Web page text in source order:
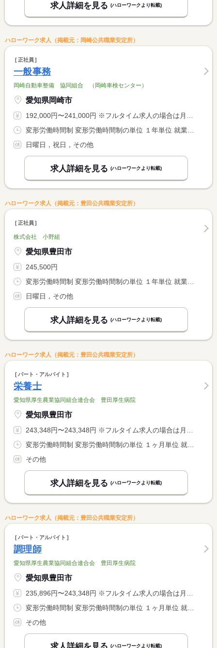
求人詳細を見る (ハローワークより転載)
ハローワーク求人（掲載元：岡崎公共職業安定所）
正社員
一般事務
岡崎自動車整備 協同組合 （岡崎車検センター）
愛知県岡崎市
192,000円〜241,000円 ※フルタイム求人の場合は月額（換算額）、パート求人の場合は時間額を表示しています。
日曜日，祝日，その他
求人詳細を見る (ハローワークより転載)
ハローワーク求人（掲載元：豊田公共職業安定所）
正社員
株式会社 小野組
愛知県豊田市
245,500円
日曜日，その他
求人詳細を見る (ハローワークより転載)
ハローワーク求人（掲載元：豊田公共職業安定所）
パート・アルバイト
栄養士
愛知県厚生農業協同組合連合会 豊田厚生病院
愛知県豊田市
243,348円〜243,348円 ※フルタイム求人の場合は月額（換算額）、パート求人の場合は時間額を表示しています。
その他
求人詳細を見る (ハローワークより転載)
ハローワーク求人（掲載元：豊田公共職業安定所）
パート・アルバイト
調理師
愛知県厚生農業協同組合連合会 豊田厚生病院
愛知県豊田市
235,896円〜243,348円 ※フルタイム求人の場合は月額（換算額）、パート求人の場合は時間額を表示しています。
その他
求人詳細を見る (ハローワークより転載)